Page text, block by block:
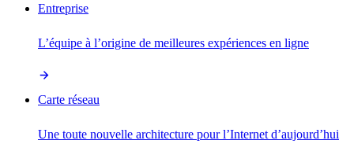
Entreprise
L’équipe à l’origine de meilleures expériences en ligne
Carte réseau
Une toute nouvelle architecture pour l’Internet d’aujourd’hui